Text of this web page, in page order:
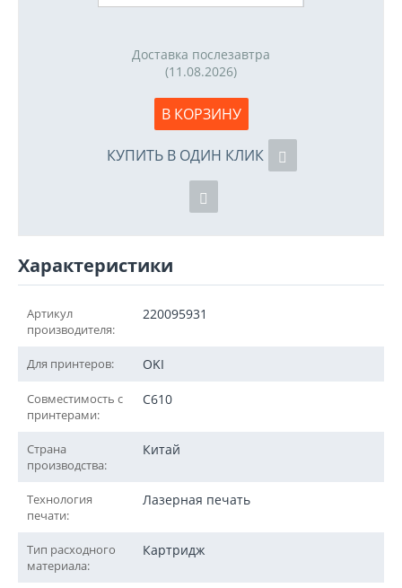
Доставка послезавтра
(11.08.2026)
В КОРЗИНУ
КУПИТЬ В ОДИН КЛИК
Характеристики
Артикул
производителя:
220095931
Для принтеров: OKI
Совместимость с
принтерами:
C610
Страна
производства:
Китай
Технология
печати:
Лазерная печать
Тип расходного
материала:
Картридж